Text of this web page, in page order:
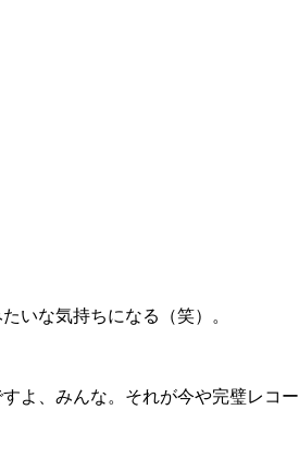
いな気持ちになる（笑）。
、みんな。それが今や完璧レコ